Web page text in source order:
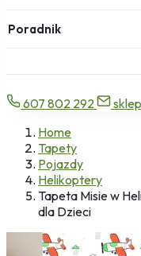
Poradnik
607 802 292
Home
Tapety
Pojazdy
Helikoptery
Tapeta Misie w
dla Dzieci